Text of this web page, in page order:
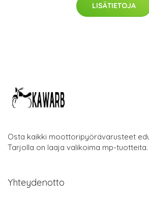
LISÄTIETOJA
Osta kaikki moottoripyörävarusteet
Tarjolla on laaja valikoima mp-tuotteita.
Yhteydenotto